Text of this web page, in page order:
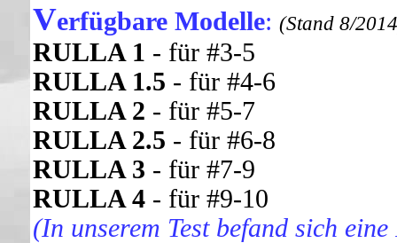
Verfügbare Modelle: (Stand 8/
RULLA 1 - für #3-5
RULLA 1.5 - für #4-6
RULLA 2 - für #5-7
RULLA 2.5 - für #6-8
RULLA 3 - für #7-9
RULLA 4 - für #9-10
(In unserem Test befand sich